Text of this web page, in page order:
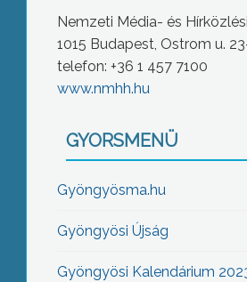
Nemzeti Média- és
1015 Budapest, Ostrom u.
telefon: +36 1 457 7100
www.nmhh.hu
GYORSMENÜ
Gyöngyösma.hu
Gyöngyösi Újság
Gyöngyösi Kalendárium